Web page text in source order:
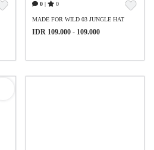
0 | 0
MADE FOR WILD 03 JUNGLE HAT
IDR 109.000 - 109.000